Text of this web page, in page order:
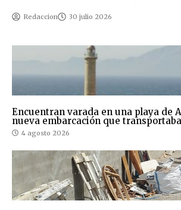
Redaccion 30 julio 2026
Encuentran varada en una playa de
nueva embarcación que
4 agosto 2026